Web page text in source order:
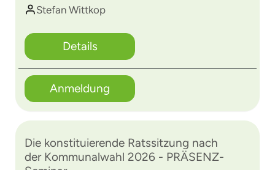
Stefan Wittkop
Details
Anmeldung
Die konstituierende Ratssitzung nach
der Kommunalwahl 2026 - PRÄSENZ-